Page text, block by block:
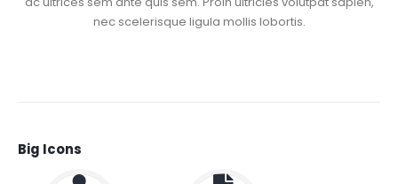
nec scelerisque ligula mollis lobortis.
Big Icons